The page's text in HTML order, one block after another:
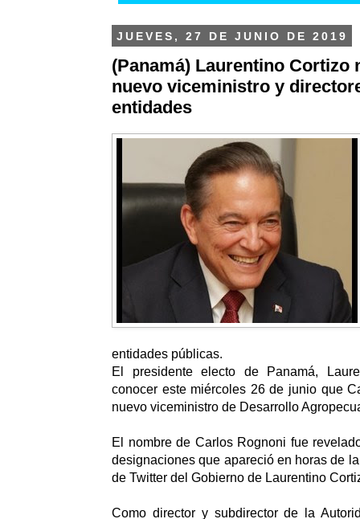
JUEVES, 27 DE JUNIO DE 2019
(Panamá) Laurentino Cortizo
nuevo viceministro y
entidades
entidades públicas.
El presidente electo de Panamá,
conocer este miércoles 26 de junio que
nuevo viceministro de Desarrollo
El nombre de Carlos Rognoni fue
designaciones que apareció en horas de
de Twitter del Gobierno de Laurentino
Como director y subdirector de la